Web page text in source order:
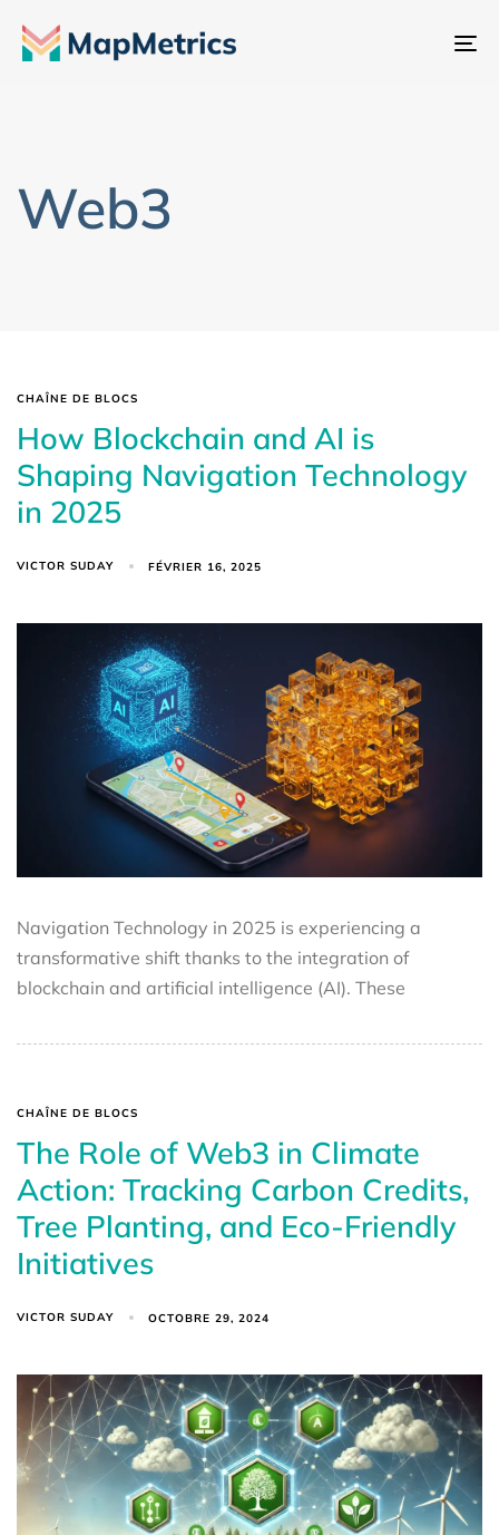
Web3
CHAÎNE DE BLOCS
How Blockchain and AI is
Shaping Navigation Technology
in 2025
VICTOR SUDAY FÉVRIER 16, 2025
Navigation Technology in 2025 is experiencing a
transformative shift thanks to the integration of
blockchain and artificial intelligence (AI). These
CHAÎNE DE BLOCS
The Role of Web3 in Climate
Action: Tracking Carbon Credits,
Tree Planting, and Eco-Friendly
Initiatives
VICTOR SUDAY OCTOBRE 29, 2024